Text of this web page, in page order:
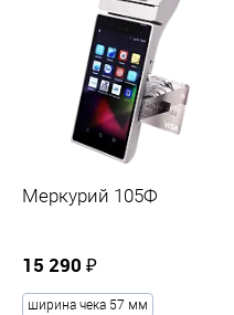
?
Термопринтер
Печать реквизитов покупателя
Количество камер
Меркурий 105Ф
15 290 ₽
ширина чека 57 мм